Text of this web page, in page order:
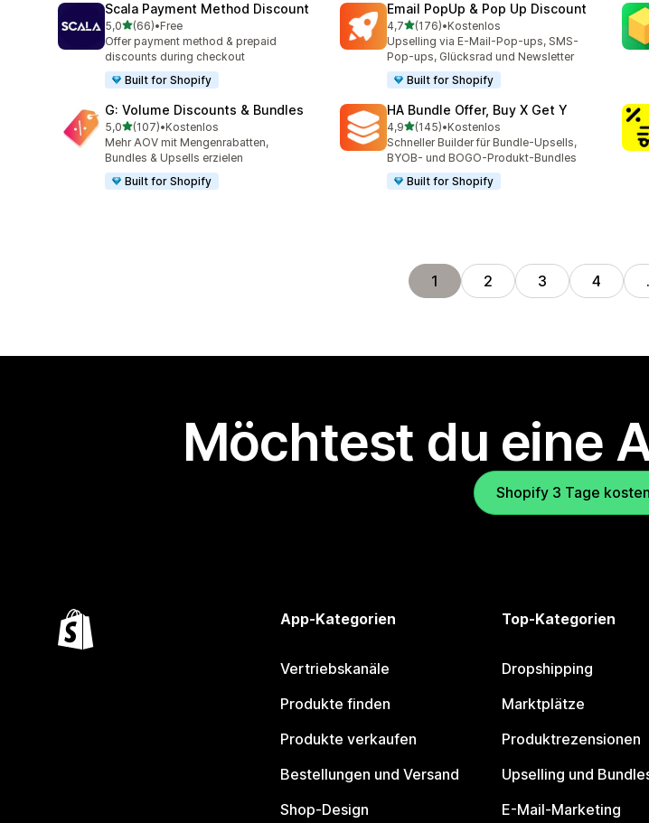
Scala Payment Method Discount
5,0von 5 Sternen
(66)
66 Rezensionen insgesamt
•Free
Offer payment method & prepaid
discounts during checkout
Built for Shopify
Email PopUp & Pop Up Discount
4,7von 5 Sternen
(176)
176 Rezensionen insgesamt
•Kostenlos
Upselling via E-Mail-Pop-ups, SMS-
Pop-ups, Glücksrad und Newsletter
Built for Shopify
G: Volume Discounts & Bundles
5,0von 5 Sternen
(107)
107 Rezensionen insgesamt
•Kostenlos
Mehr AOV mit Mengenrabatten,
Bundles & Upsells erzielen
Built for Shopify
HA Bundle Offer, Buy X Get Y
4,9von 5 Sternen
(145)
145 Rezensionen insgesamt
•Kostenlos
Schneller Builder für Bundle-Upsells,
BYOB- und BOGO-Produkt-Bundles
Built for Shopify
1 2 3 4
Möchtest du eine
Shopify 3 Tage
App-Kategorien
Vertriebskanäle
Produkte finden
Produkte verkaufen
Bestellungen und Versand
Shop-Design
Top-Kategorien
Dropshipping
Marktplätze
Produktrezensionen
Upselling und
E-Mail-Marketing